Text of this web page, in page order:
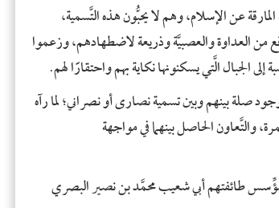
عن الإسلام، وهم لا يحبُّون هذه التَّسمية،
من العداوة والعصبيَّة وذريعة لاضطهادهم، وزعموا
الجبال الَّتي يسكنونها نكاية بهم واحتقارًا لهم.
صلة بينهم وبين تسمية نصارى أو نصراني؛ لما رآه
والتَّعاون الحاصل بينهما في مواجهة
طائفتهم أبي شعيب محمَّد بن نصير البصري